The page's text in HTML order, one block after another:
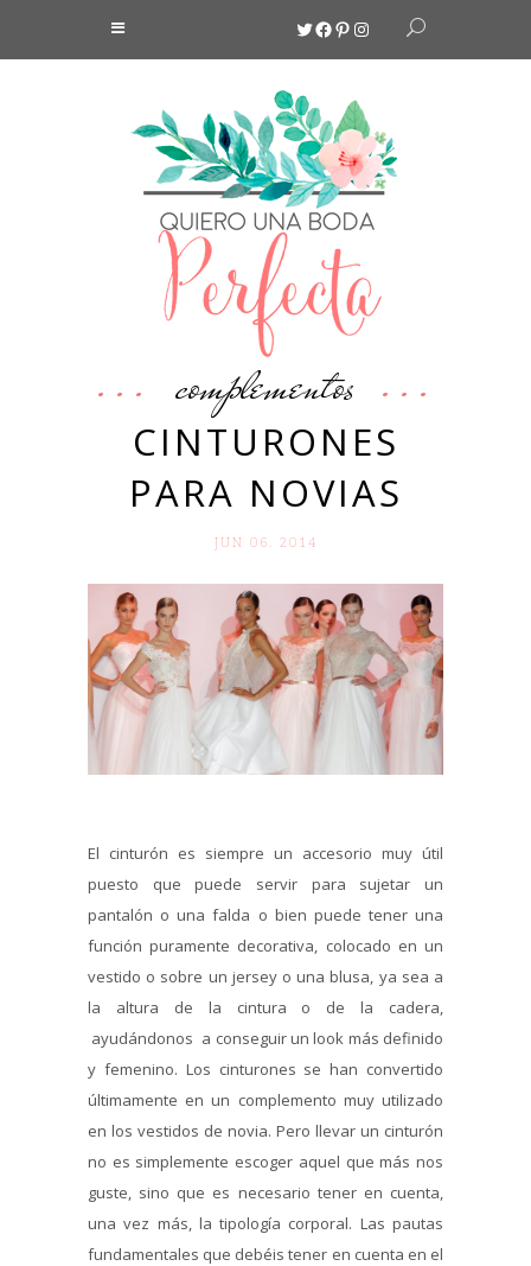
Twitter
Facebook
Pinterest
Instagram
complementos
CINTURONES
PARA NOVIAS
JUN 06. 2014
El cinturón es siempre un accesorio muy útil
puesto que puede servir para sujetar un
pantalón o una falda o bien puede tener una
función puramente decorativa, colocado en un
vestido o sobre un jersey o una blusa, ya sea a
la altura de la cintura o de la cadera,
ayudándonos a conseguir un look más definido
y femenino. Los cinturones se han convertido
últimamente en un complemento muy utilizado
en los vestidos de novia. Pero llevar un cinturón
no es simplemente escoger aquel que más nos
guste, sino que es necesario tener en cuenta,
una vez más, la tipología corporal. Las pautas
fundamentales que debéis tener en cuenta en el